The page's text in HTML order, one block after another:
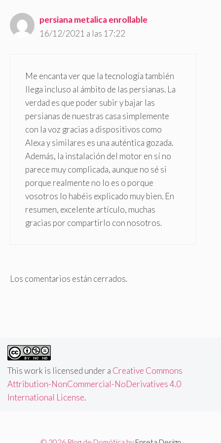
persiana metalica enrollable
16/12/2021 a las 17:22
Me encanta ver que la tecnología también
llega incluso al ámbito de las persianas. La
verdad es que poder subir y bajar las
persianas de nuestras casa simplemente
con la voz gracias a dispositivos como
Alexa y similares es una auténtica gozada.
Además, la instalación del motor en sí no
parece muy complicada, aunque no sé si
porque realmente no lo es o porque
vosotros lo habéis explicado muy bien. En
resumen, excelente artículo, muchas
gracias por compartirlo con nosotros.
Los comentarios están cerrados.
This work is licensed under a Creative Commons
Attribution-NonCommercial-NoDerivatives 4.0
International License.